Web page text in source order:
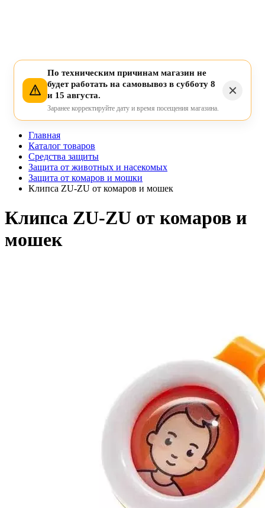
По техническим причинам магазин не
будет работать на самовывоз в субботу 8
и 15 августа.
Заранее корректируйте дату и время посещения магазина.
Главная
Каталог товаров
Средства защиты
Защита от животных и насекомых
Защита от комаров и мошки
Клипса ZU-ZU от комаров и мошек
Клипса ZU-ZU от комаров и
мошек